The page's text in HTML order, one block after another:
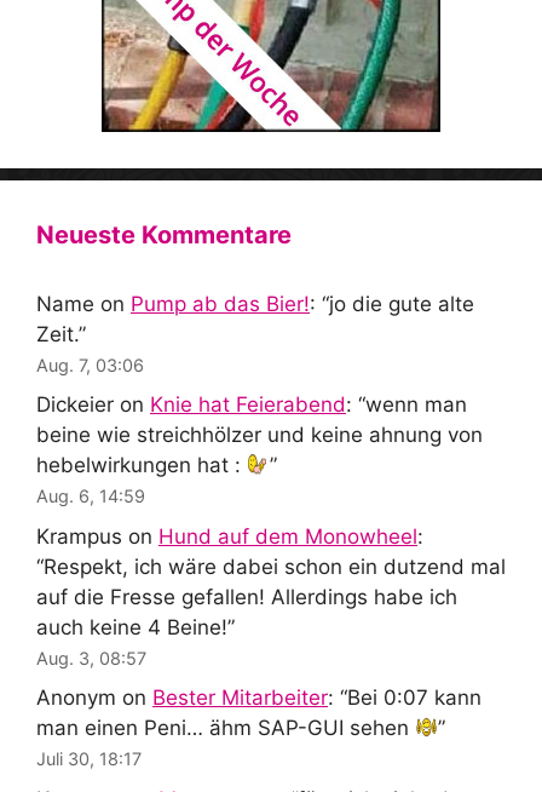
Neueste Kommentare
Name on Pump ab das Bier!: “jo die gute alte
Zeit.”
Aug. 7, 03:06
Dickeier on Knie hat Feierabend: “wenn man
beine wie streichhölzer und keine ahnung von
hebelwirkungen hat :
”
Aug. 6, 14:59
Krampus on Hund auf dem Monowheel:
“Respekt, ich wäre dabei schon ein dutzend mal
auf die Fresse gefallen! Allerdings habe ich
auch keine 4 Beine!”
Aug. 3, 08:57
Anonym on Bester Mitarbeiter: “Bei 0:07 kann
man einen Peni… ähm SAP-GUI sehen
”
Juli 30, 18:17